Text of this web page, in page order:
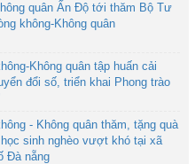
quân Ấn Độ tới thăm Bộ Tư
không-Không quân
Không quân tập huấn cải
đổi số, triển khai Phong trào
- Không quân thăm, tặng quà
sinh nghèo vượt khó tại xã
Đà nẵng